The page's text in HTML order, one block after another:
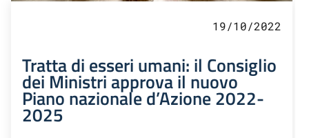
19/10/2022
Tratta di esseri umani: il Consiglio
dei Ministri approva il nuovo
Piano nazionale d’Azione 2022-
2025